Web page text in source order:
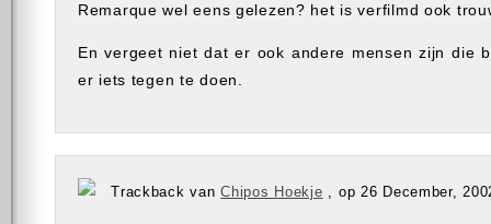
Remarque wel eens gelezen? het is verfilmd ook
En vergeet niet dat er ook andere mensen zijn die
er iets tegen te doen.
Trackback vanChipos Hoekje , op 26 December,